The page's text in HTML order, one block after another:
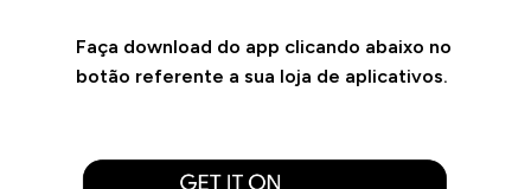
Faça download do app clicando abaixo no
botão referente a sua loja de aplicativos.